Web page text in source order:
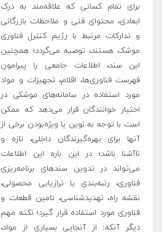
برای تمام کسانی که علاقه‌مند به درک
ابعادی، محتوای فنی و ملاحظات بازرگانی
و تدارکات مرتبط با رژیم کنترل فناوری
موشک هستند، توصیه می‌گردد؛ همچنین
این سند، اطلاعات جامعی را پیرامون
فهرست فناوری‌ها، اقلام، تجهیزات و مواد
مورد استفاده در سامانه‌های موشکی در
اختیار خوانندگان قرار می‌دهد که ممکن
است با توجه به نوین یا ویژه‌بودن برخی از
آنها برای بهره‌گیرندگان داخلی، تازه و
ناآشنا باشد؛ در این باره این اطلاعات
می‌تواند در تدوین سندهای برنامه‌ریزی
فناوری، رتبه‌بندی یا ترازیابی محصولی،
نقشه راه، تهدیدشناسی، تامین قطعات و
فناوری مورد استفاده قرار گیرد؛ نکته مهم
دیگر آنکه: از آنجایی بسیاری از مواد،